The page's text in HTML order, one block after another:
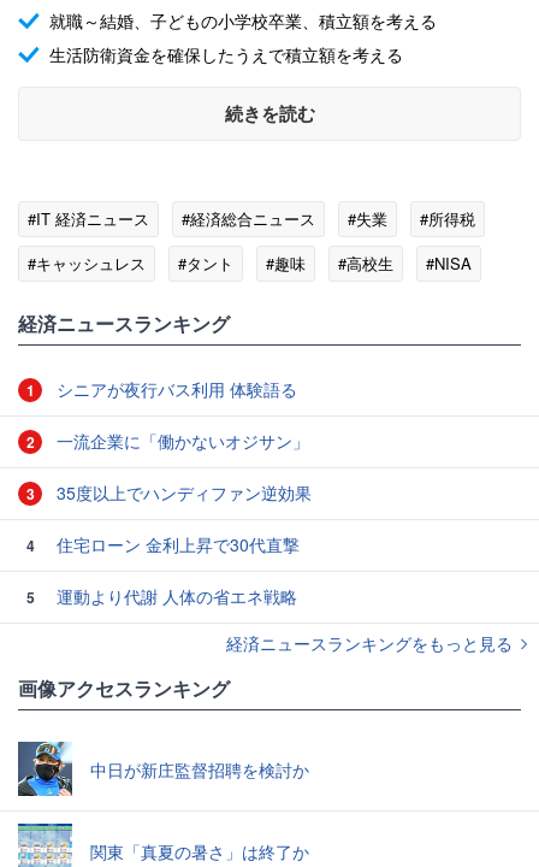
就職～結婚、子どもの小学校卒業、積立額を考える
生活防衛資金を確保したうえで積立額を考える
続きを読む
#IT 経済ニュース #経済総合ニュース #失業
#所得税
#キャッシュレス
#タント #趣味 #高校生
#NISA
経済ニュースランキング
1 シニアが夜行バス利用 体験語る
2 一流企業に「働かないオジサン」
3 35度以上でハンディファン逆効果
4 住宅ローン 金利上昇で30代直撃
5
運動より代謝 人体の省エネ戦略
経済ニュースランキングをもっと見る
画像アクセスランキング
中日が新庄監督招聘を検討か
関東「真夏の暑さ」は終了か